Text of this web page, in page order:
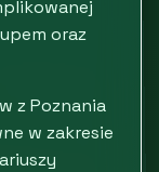
oraz
z Poznania
w zakresie